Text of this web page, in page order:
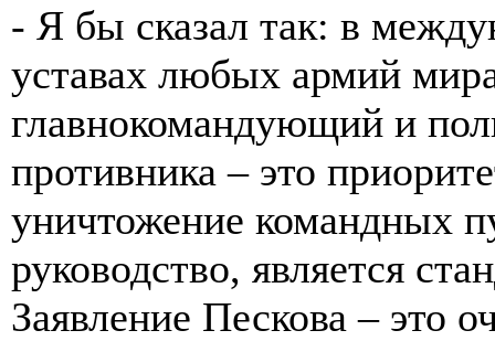
- Я бы сказал так: в
уставах любых армий
главнокомандующий и
противника – это
уничтожение командных
руководство, является
Заявление Пескова – это